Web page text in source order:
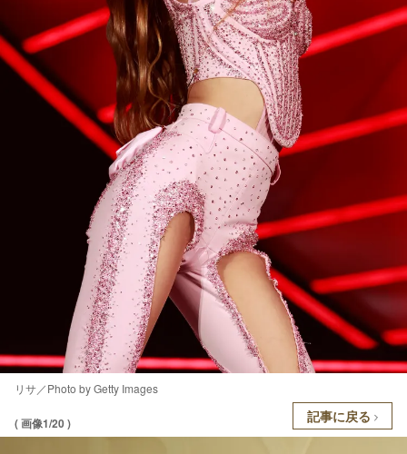
リサ／Photo by Getty Images
( 画像1/20 ) 記事に戻る